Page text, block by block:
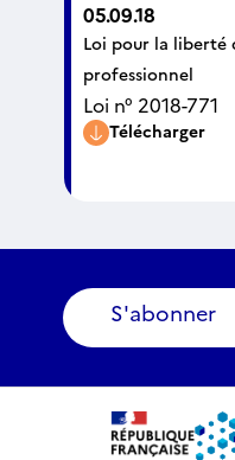
05.09.18
Loi pour la liberté
professionnel
Loi n° 2018-771
Télécharger
S'abonner